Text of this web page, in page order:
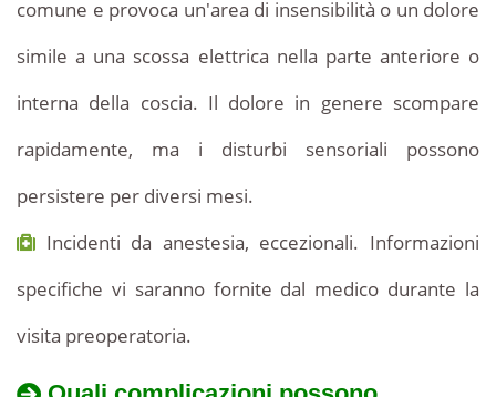
comune e provoca un'area di insensibilità o un dolore
simile a una scossa elettrica nella parte anteriore o
interna della coscia. Il dolore in genere scompare
rapidamente, ma i disturbi sensoriali possono
persistere per diversi mesi.
Incidenti da anestesia, eccezionali. Informazioni
specifiche vi saranno fornite dal medico durante la
visita preoperatoria.